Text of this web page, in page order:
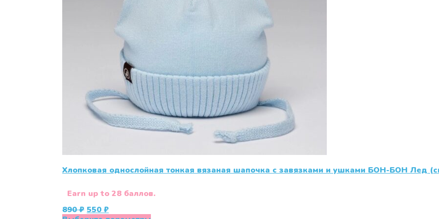
Хлопковая однослойная тонкая вязаная шапочка с завязками и ушками БОН-БОН Лед
Earn up to 28 баллов.
890₽ Первоначальная
550 ₽Текущая